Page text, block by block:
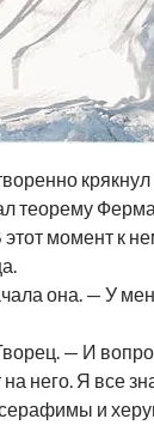
теорему
момент к
она. — У
— И
на него. Я все
и